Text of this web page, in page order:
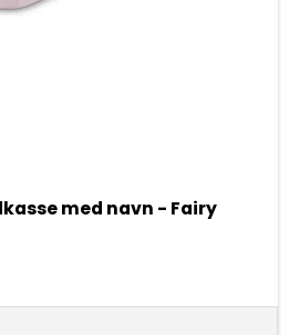
med navn - Fairy